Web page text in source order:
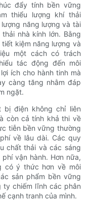
đẩy tính bền vững
thiểu lượng khí thải
năng lượng và tài
nhà kính lớn. Bằng
kiệm năng lượng và
một cách có trách
tác động đến môi
ích cho hành tinh mà
càng tăng nhằm đáp
ngặt.
bị điện không chỉ liên
còn cả tính khả thi về
tiễn bền vững thường
về lâu dài. Các quy
chất thải và các sáng
vận hành. Hơn nữa,
có ý thức hơn về môi
sản phẩm bền vững
chiếm lĩnh các phân
cạnh tranh của mình.